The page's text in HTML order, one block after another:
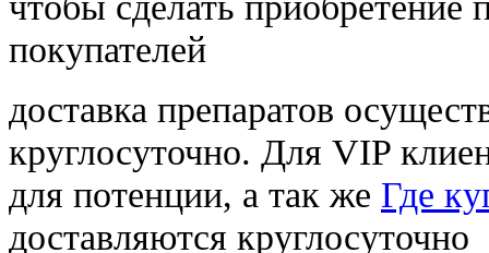
покупателей
доставка препаратов
круглосуточно. Для VIP
для потенции, а так же Где
доставляются круглосуточно